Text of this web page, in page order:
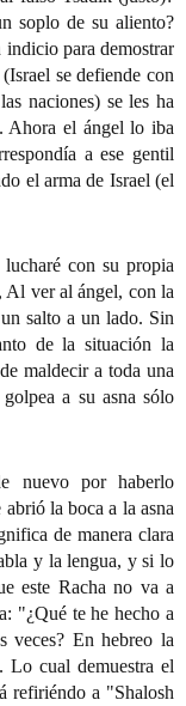
soplo de su aliento?
indicio para demostrar
se defiende con
naciones) se les ha
Ahora el ángel lo iba
a ese gentil
el arma de Israel (el
con su propia
Al ver al ángel, con la
salto a un lado. Sin
de la situación la
maldecir a toda una
a su asna sólo
nuevo por haberlo
la boca a la asna
de manera clara
y la lengua, y si lo
este Racha no va a
"¿Qué te he hecho a
veces? En hebreo la
Lo cual demuestra el
refiriéndo a "Shalosh